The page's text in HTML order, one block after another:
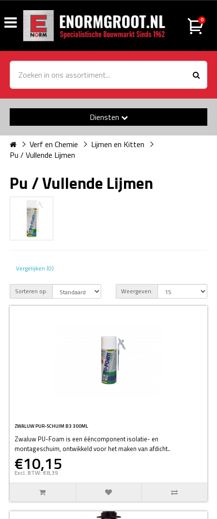
0
Diensten
Verf en Chemie
Lijmen en Kitten
Pu / Vullende Lijmen
Pu / Vullende Lijmen
Vergelijken (0)
Sorteren op: Weergeven:
ZWALUW PUR-SCHUIM B3 300ML
Zwaluw PU-Foam is een ééncomponent isolatie- en
montageschuim, ontwikkeld voor het maken van afdicht..
€10,15
Excl. BTW: €8,39